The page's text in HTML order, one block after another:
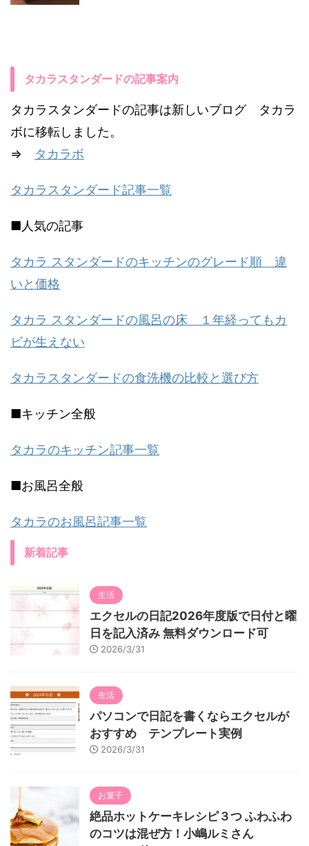
タカラスタンダードの記事案内
タカラスタンダードの記事は新しいブログ タカラ
ボに移転しました。
⇒ タカラボ
タカラスタンダード記事一覧
■人気の記事
タカラ スタンダードのキッチンのグレード順 違
いと価格
タカラ スタンダードの風呂の床 １年経ってもカ
ビが生えない
タカラスタンダードの食洗機の比較と選び方
■キッチン全般
タカラのキッチン記事一覧
■お風呂全般
タカラのお風呂記事一覧
新着記事
生活
エクセルの日記2026年度版で日付と曜
日を記入済み 無料ダウンロード可
2026/3/31
生活
パソコンで日記を書くならエクセルが
おすすめ テンプレート実例
2026/3/31
お菓子
絶品ホットケーキレシピ３つ ふわふわ
のコツは混ぜ方！小嶋ルミさん